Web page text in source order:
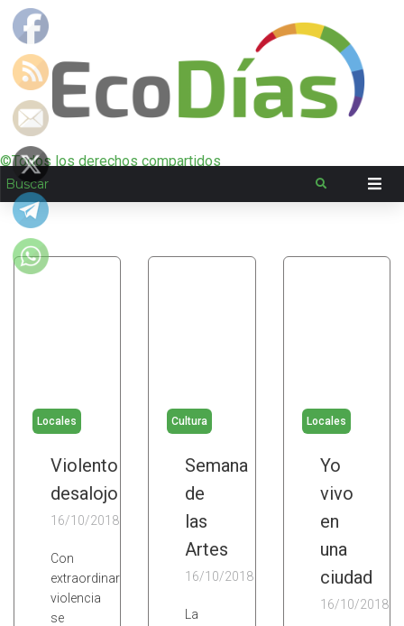
©Todos los derechos compartidos
Locales
Violento
desalojo
16/10/2018
Con
extraordinaria
violencia
se
Cultura
Semana
de
las
Artes
16/10/2018
La
Locales
Yo
vivo
en
una
ciudad
16/10/2018